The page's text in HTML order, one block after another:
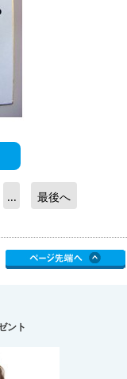
... 最後へ
ント